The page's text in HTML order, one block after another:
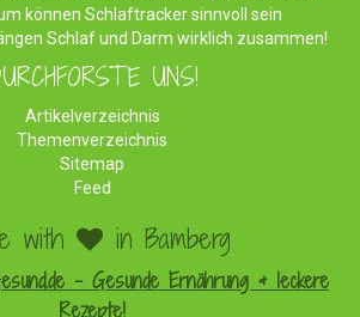
können Schlaftracker sinnvoll sein
Schlaf und Darm wirklich zusammen!
UNS!
Artikelverzeichnis
Themenverzeichnis
Sitemap
Feed
with in Bamberg
- Gesunde Ernährung & leckere
Rezepte!